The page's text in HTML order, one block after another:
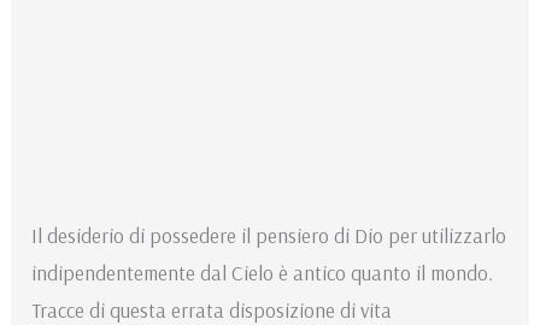
Il desiderio di possedere il pensiero di Dio per utilizzarlo
indipendentemente dal Cielo è antico quanto il mondo.
Tracce di questa errata disposizione di vita